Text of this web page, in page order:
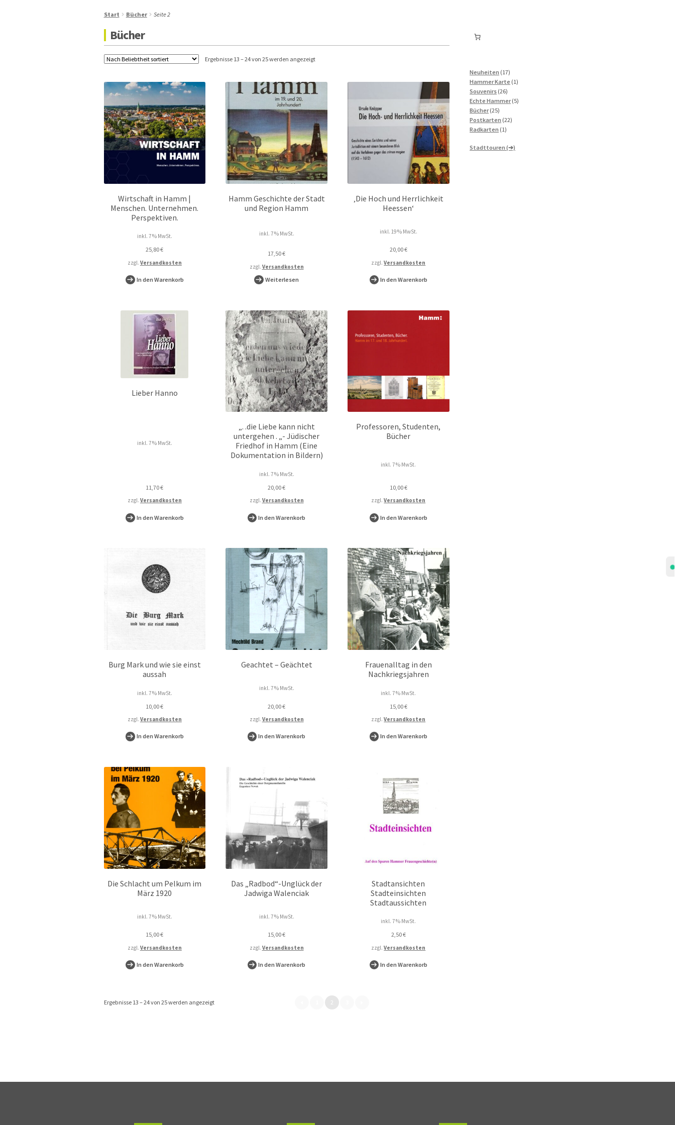
Start Bücher Seite 2
Bücher
Ergebnisse 13 – 24 von 25 werden angezeigtNach
Wirtschaft in Hamm |
Menschen. Unternehmen.
Perspektiven.
inkl. 7 % MwSt.
25,80€
zzgl. Versandkosten
In den Warenkorb
Hamm Geschichte der Stadt
und Region Hamm
inkl. 7 % MwSt.
17,50€
zzgl. Versandkosten
Weiterlesen
‚Die Hoch und Herrlichkeit
Heessen‘
inkl. 19 % MwSt.
20,00€
zzgl.Versandkosten
In den Warenkorb
Lieber Hanno
inkl. 7 % MwSt.
11,70€
zzgl. Versandkosten
In den Warenkorb
„. .die Liebe kann nicht
untergehen . „- Jüdischer
Friedhof in Hamm (Eine
Dokumentation in Bildern)
inkl. 7 % MwSt.
20,00€
zzgl. Versandkosten
In den Warenkorb
Professoren, Studenten,
Bücher
inkl. 7 % MwSt.
10,00€
zzgl.Versandkosten
In den Warenkorb
Burg Mark und wie sie einst
aussah
inkl. 7 % MwSt.
10,00€
zzgl. Versandkosten
In den Warenkorb
Geachtet – Geächtet
inkl. 7 % MwSt.
20,00€
zzgl. Versandkosten
In den Warenkorb
Frauenalltag in den
Nachkriegsjahren
inkl. 7 % MwSt.
15,00€
zzgl.Versandkosten
In den Warenkorb
Die Schlacht um Pelkum im
März 1920
inkl. 7 % MwSt.
15,00€
zzgl. Versandkosten
In den Warenkorb
Das „Radbod“-Unglück der
Jadwiga Walenciak
inkl. 7 % MwSt.
15,00€
zzgl. Versandkosten
In den Warenkorb
Stadtansichten
Stadteinsichten
Stadtaussichten
inkl. 7 % MwSt.
2,50€
zzgl.Versandkosten
In den Warenkorb
Ergebnisse 13 – 24 von 25 werden angezeigtNach
Neuheiten 1717
Produkte
Hammer Karte 11
Souvenirs 2626
Produkte
Echte Hammer 55
Bücher 2525
Produkte
Postkarten 2222
Radkarten 11
Stadttouren (➔)